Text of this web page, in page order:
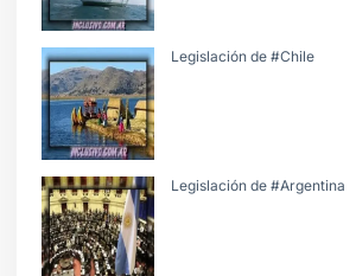
Legislación de #Chile
Legislación de #Argentina